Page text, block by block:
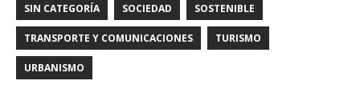
SIN CATEGORÍA SOCIEDAD SOSTENIBLE
TRANSPORTE Y COMUNICACIONES TURISMO
URBANISMO